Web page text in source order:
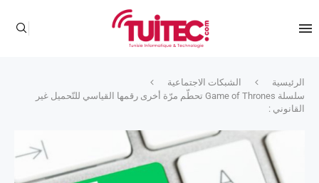
الرئيسية
الشبكات الاجتماعية
سلسلة Game of Thrones تحطّم مرّة أخرى رقمها القياسي للتّحميل غير
القانوني :